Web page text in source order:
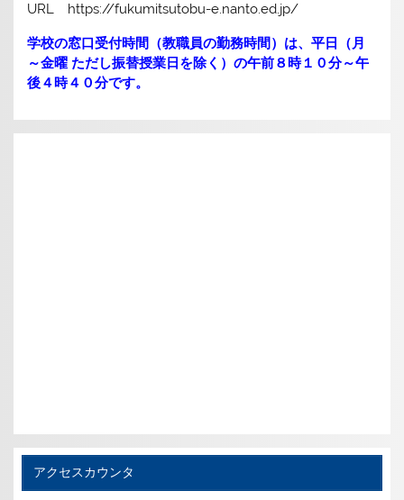
URL https://fukumitsutobu-e.nanto.ed.jp/
学校の窓口受付時間（教職員の勤務時間）は、平日（月
～金曜 ただし振替授業日を除く）の午前８時１０分～午
後４時４０分です。
アクセスカウンタ